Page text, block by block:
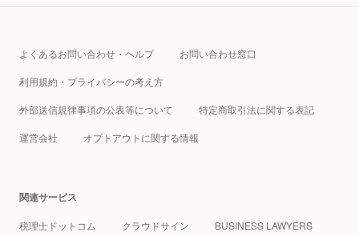
よくあるお問い合わせ・ヘルプ お問い合わせ窓口
利用規約・プライバシーの考え方
外部送信規律事項の公表等について 特定商取引法に関する表記
運営会社 オプトアウトに関する情報
関連サービス
税理士ドットコム クラウドサイン BUSINESS LAWYERS